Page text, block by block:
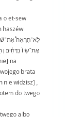
o et-sew
haszéw
אֶת־שֵׂיוֹ֙
na
brata
nie widzisz] ,
do twego
albo